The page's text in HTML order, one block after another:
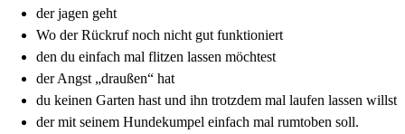
der jagen geht
Wo der Rückruf noch nicht gut funktioniert
den du einfach mal flitzen lassen möchtest
der Angst „draußen“ hat
du keinen Garten hast und ihn trotzdem mal laufen lassen willst
der mit seinem Hundekumpel einfach mal rumtoben soll.